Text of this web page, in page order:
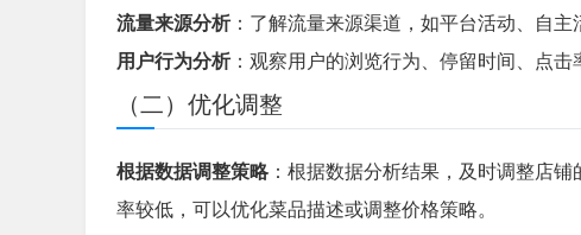
流量来源分析：了解流量来源渠道，如平台活动、自主
用户行为分析：观察用户的浏览行为、停留时间、点击
（二）优化调整
根据数据调整策略：根据数据分析结果，及时调整店
率较低，可以优化菜品描述或调整价格策略。